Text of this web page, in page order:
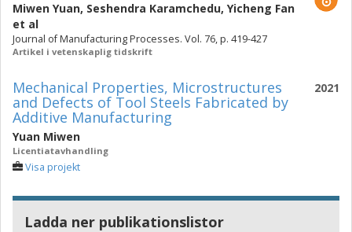
Miwen Yuan, Seshendra Karamchedu, Yicheng Fan
et al
Journal of Manufacturing Processes. Vol. 76, p. 419-427
Artikel i vetenskaplig tidskrift
2021
Mechanical Properties, Microstructures
and Defects of Tool Steels Fabricated by
Additive Manufacturing
Yuan Miwen
Licentiatavhandling
Visa projekt
Ladda ner publikationslistor